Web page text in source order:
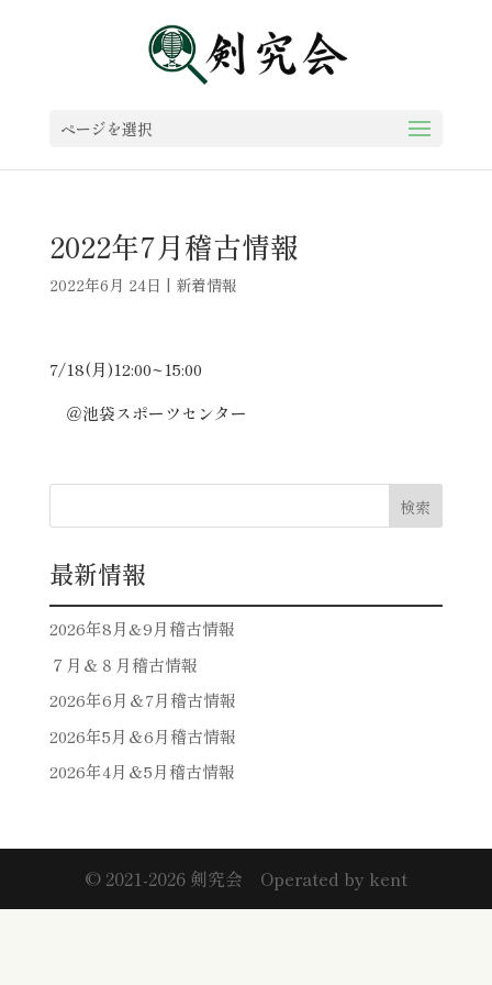
ページを選択
2022年7月稽古情報
2022年6月 24日 | 新着情報
7/18(月)12:00~15:00
＠池袋スポーツセンター
検索
最新情報
2026年8月&9月稽古情報
７月＆８月稽古情報
2026年6月＆7月稽古情報
2026年5月＆6月稽古情報
2026年4月＆5月稽古情報
©︎ 2021-2026 剣究会 Operated by kent